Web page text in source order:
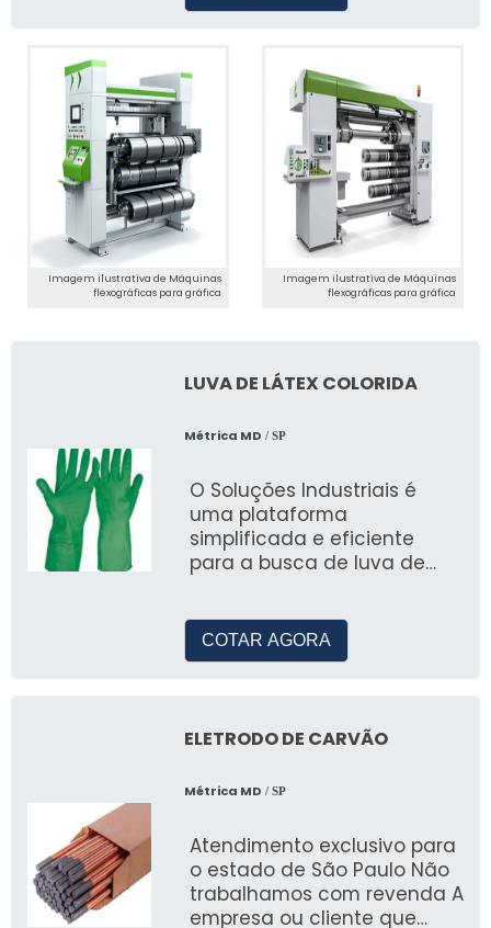
Imagem ilustrativa de Máquinas
flexográficas para gráfica
Imagem ilustrativa de Máquinas
flexográficas para gráfica
LUVA DE LÁTEX COLORIDA
Métrica MD / SP
O Soluções Industriais é
uma plataforma
simplificada e eficiente
para a busca de luva de
COTAR AGORA
ELETRODO DE CARVÃO
Métrica MD / SP
Atendimento exclusivo para
o estado de São Paulo Não
trabalhamos com revenda A
empresa ou cliente que